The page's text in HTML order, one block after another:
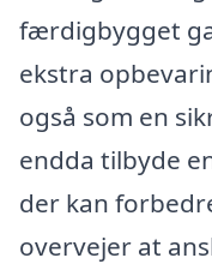
færdigbygget
ekstra
også som en
endda tilbyde
der kan
overvejer at